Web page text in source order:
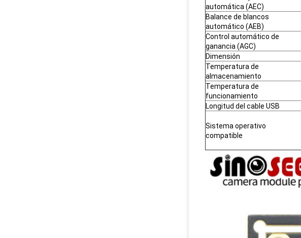
automática (AEC)
Balance de blancos
automático (AEB)
Control automático de
ganancia (AGC)
Dimensión
Temperatura de
almacenamiento
Temperatura de
funcionamiento
Longitud del cable USB
Sistema operativo
compatible